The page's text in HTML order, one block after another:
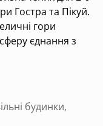
Гостра та Пікуй.
гори
єднання з
будинки,